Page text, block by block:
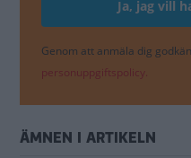
Genom att anmäla dig
personuppgiftspolicy.
ÄMNEN I ARTIKELN